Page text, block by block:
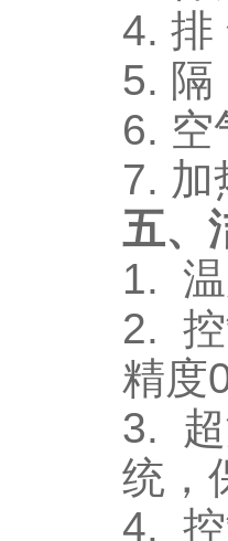
4. 排
5.
6. 空
7. 加
五、
1.
2. 控
精度
3. 超
统，
4. 控